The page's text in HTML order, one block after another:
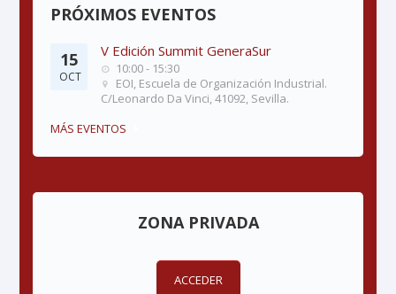
PRÓXIMOS EVENTOS
15
OCT
V Edición Summit GeneraSur
10:00 - 15:30
EOI, Escuela de Organización Industrial.
C/Leonardo Da Vinci, 41092, Sevilla.
MÁS EVENTOS
ZONA PRIVADA
ACCEDER